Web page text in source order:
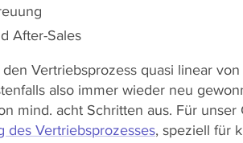
After-Sales
Vertriebsprozess quasi linear
also immer wieder neu
mind. acht Schritten aus. Für
des Vertriebsprozesses, speziell für